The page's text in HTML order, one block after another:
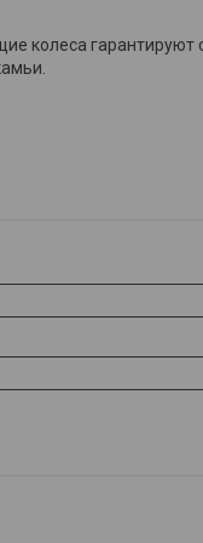
колеса гарантируют